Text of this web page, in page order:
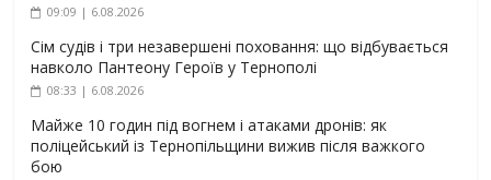
09:09 | 6.08.2026
Сім судів і три незавершені поховання: що відбувається
навколо Пантеону Героїв у Тернополі
08:33 | 6.08.2026
Майже 10 годин під вогнем і атаками дронів: як
поліцейський із Тернопільщини вижив після важкого
бою